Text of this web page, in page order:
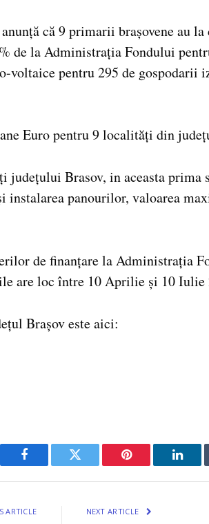
că 9 primarii brașovene au
de la Administrația Fondului
voltaice pentru 295 de gospodarii
Euro pentru 9 localități din
Brasov, in aceasta prima
instalarea panourilor, valoarea
de finanțare la Administrația
are loc între 10 Aprilie și 10 Iulie
Brașov este aici:
Facebook Twitter Pinterest
ARTICLE NEXT ARTICLE